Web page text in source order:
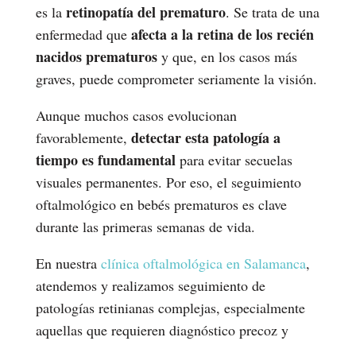
es la retinopatía del prematuro. Se trata de una
enfermedad que afecta a la retina de los recién
nacidos prematuros y que, en los casos más
graves, puede comprometer seriamente la visión.
Aunque muchos casos evolucionan
favorablemente, detectar esta patología a
tiempo es fundamentalpara evitar secuelas
visuales permanentes. Por eso, el seguimiento
oftalmológico en bebés prematuros es clave
durante las primeras semanas de vida.
En nuestra clínica oftalmológica en Salamanca,
atendemos y realizamos seguimiento de
patologías retinianas complejas, especialmente
aquellas que requieren diagnóstico precoz y